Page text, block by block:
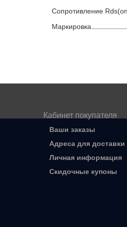
Сопротивление
Маркировка
Кабинет покупателя
Ваши заказы
Адреса для доставки
Личная информация
Скидочные купоны